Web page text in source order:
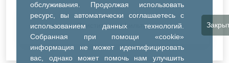
обслуживания. Продолжая использовать
ресурс, вы автоматически соглашаетесь с
использованием данных технологий.
Собранная при помощи «cookie»
информация не может идентифицировать
вас, однако может помочь нам улучшить
Очистить все фильтры